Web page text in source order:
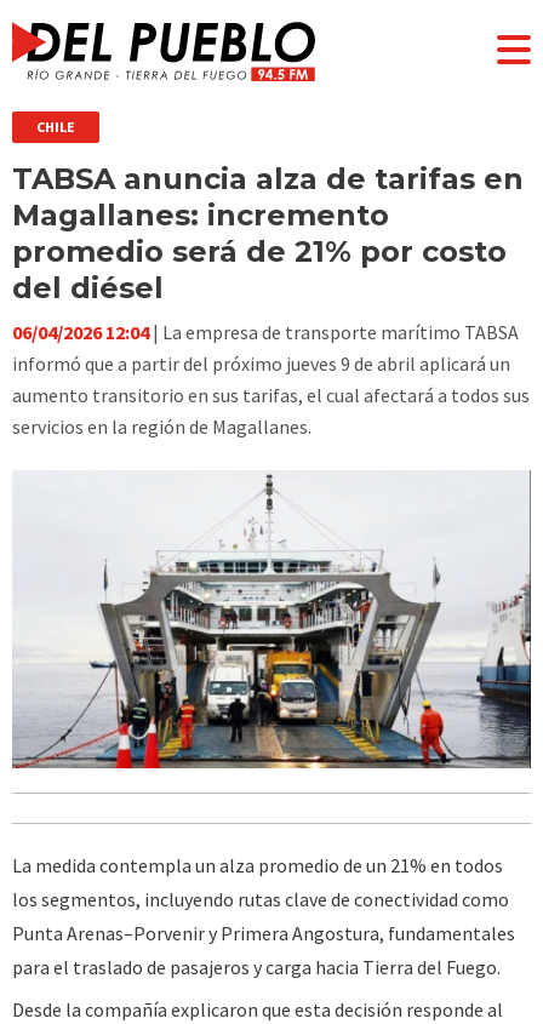
CHILE
TABSA anuncia alza de tarifas en
Magallanes: incremento
promedio será de 21% por costo
del diésel
06/04/2026 12:04| La empresa de transporte marítimo TABSA
informó que a partir del próximo jueves 9 de abril aplicará un
aumento transitorio en sus tarifas, el cual afectará a todos sus
servicios en la región de Magallanes.
La medida contempla un alza promedio de un 21% en todos
los segmentos, incluyendo rutas clave de conectividad como
Punta Arenas–Porvenir y Primera Angostura, fundamentales
para el traslado de pasajeros y carga hacia Tierra del Fuego.
Desde la compañía explicaron que esta decisión responde al